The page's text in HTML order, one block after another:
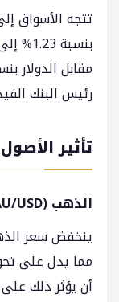
تتجه الأسواق
رئيس البنك
تأثير الأصول
الذهب (XAU/USD) · هابط
مما يدل على
أن يؤثر ذلك